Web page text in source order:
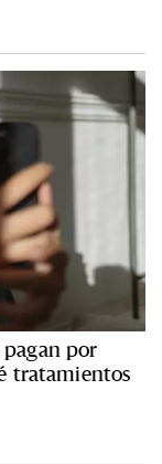
por
tratamientos